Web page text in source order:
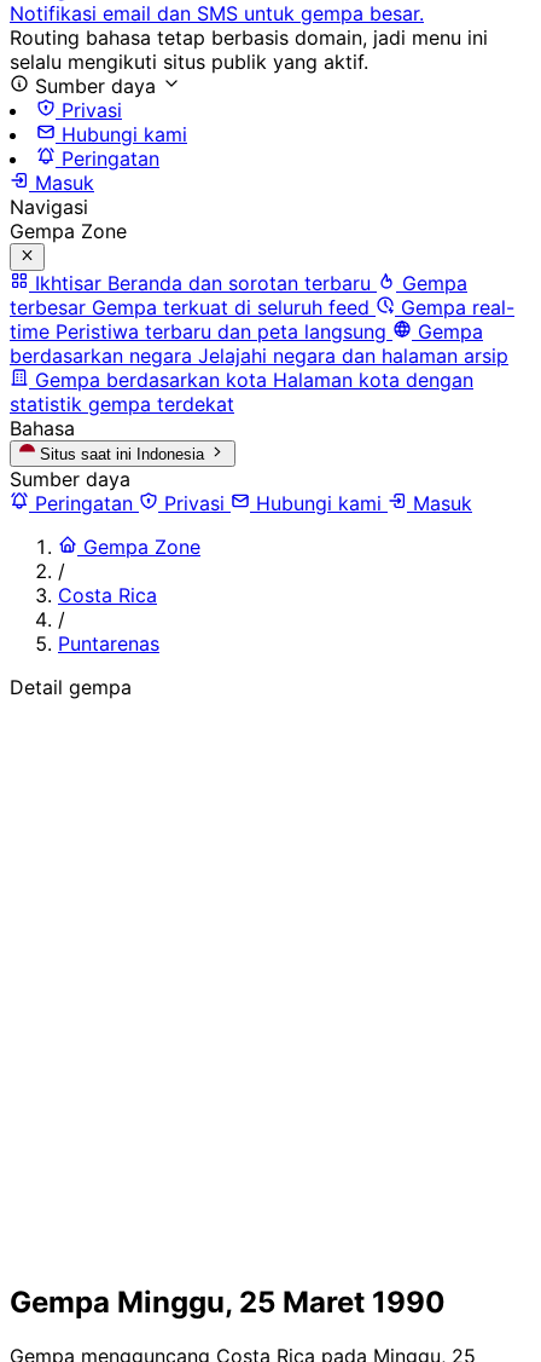
Notifikasi email dan SMS untuk gempa besar.
Routing bahasa tetap berbasis domain, jadi menu ini
selalu mengikuti situs publik yang aktif.
Sumber daya
Privasi
Hubungi kami
Peringatan
Masuk
Navigasi
Gempa Zone
Ikhtisar Beranda dan sorotan terbaru
Gempa
terbesar Gempa terkuat di seluruh feed
Gempa real-
time Peristiwa terbaru dan peta langsung
Gempa
berdasarkan negara Jelajahi negara dan halaman arsip
Gempa berdasarkan kota Halaman kota dengan
statistik gempa terdekat
Bahasa
Situs saat ini Indonesia
Sumber daya
Peringatan
Privasi Hubungi kami
Masuk
Gempa Zone
/
Costa Rica
/
Puntarenas
Detail gempa
Gempa Minggu, 25 Maret 1990
Gempa mengguncang Costa Rica pada Minggu, 25